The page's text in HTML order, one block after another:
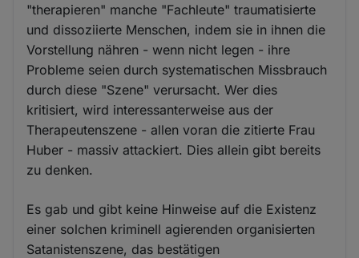
"therapieren" manche "Fachleute" traumatisierte
und dissoziierte Menschen, indem sie in ihnen die
Vorstellung nähren - wenn nicht legen - ihre
Probleme seien durch systematischen Missbrauch
durch diese "Szene" verursacht. Wer dies
kritisiert, wird interessanterweise aus der
Therapeutenszene - allen voran die zitierte Frau
Huber - massiv attackiert. Dies allein gibt bereits
zu denken.
Es gab und gibt keine Hinweise auf die Existenz
einer solchen kriminell agierenden organisierten
Satanistenszene, das bestätigen